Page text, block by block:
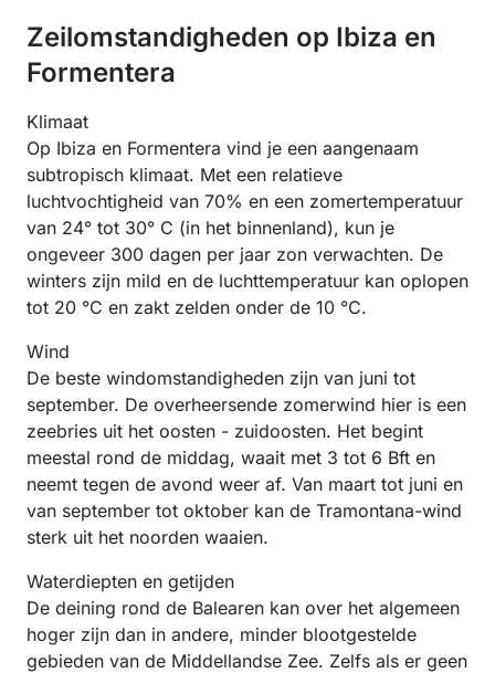
Zeilomstandigheden op Ibiza en
Formentera
Klimaat
Op Ibiza en Formentera vind je een aangenaam
subtropisch klimaat. Met een relatieve
luchtvochtigheid van 70% en een zomertemperatuur
van 24° tot 30° C (in het binnenland), kun je
ongeveer 300 dagen per jaar zon verwachten. De
winters zijn mild en de luchttemperatuur kan oplopen
tot 20 °C en zakt zelden onder de 10 °C.
Wind
De beste windomstandigheden zijn van juni tot
september. De overheersende zomerwind hier is een
zeebries uit het oosten - zuidoosten. Het begint
meestal rond de middag, waait met 3 tot 6 Bft en
neemt tegen de avond weer af. Van maart tot juni en
van september tot oktober kan de Tramontana-wind
sterk uit het noorden waaien.
Waterdiepten en getijden
De deining rond de Balearen kan over het algemeen
hoger zijn dan in andere, minder blootgestelde
gebieden van de Middellandse Zee. Zelfs als er geen